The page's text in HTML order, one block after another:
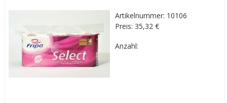
Artikelnummer: 10106
Preis: 35,32 €
Anzahl: